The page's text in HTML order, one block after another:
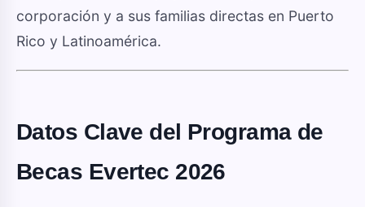
corporación y a sus familias directas en Puerto
Rico y Latinoamérica.
Datos Clave del Programa de
Becas Evertec 2026